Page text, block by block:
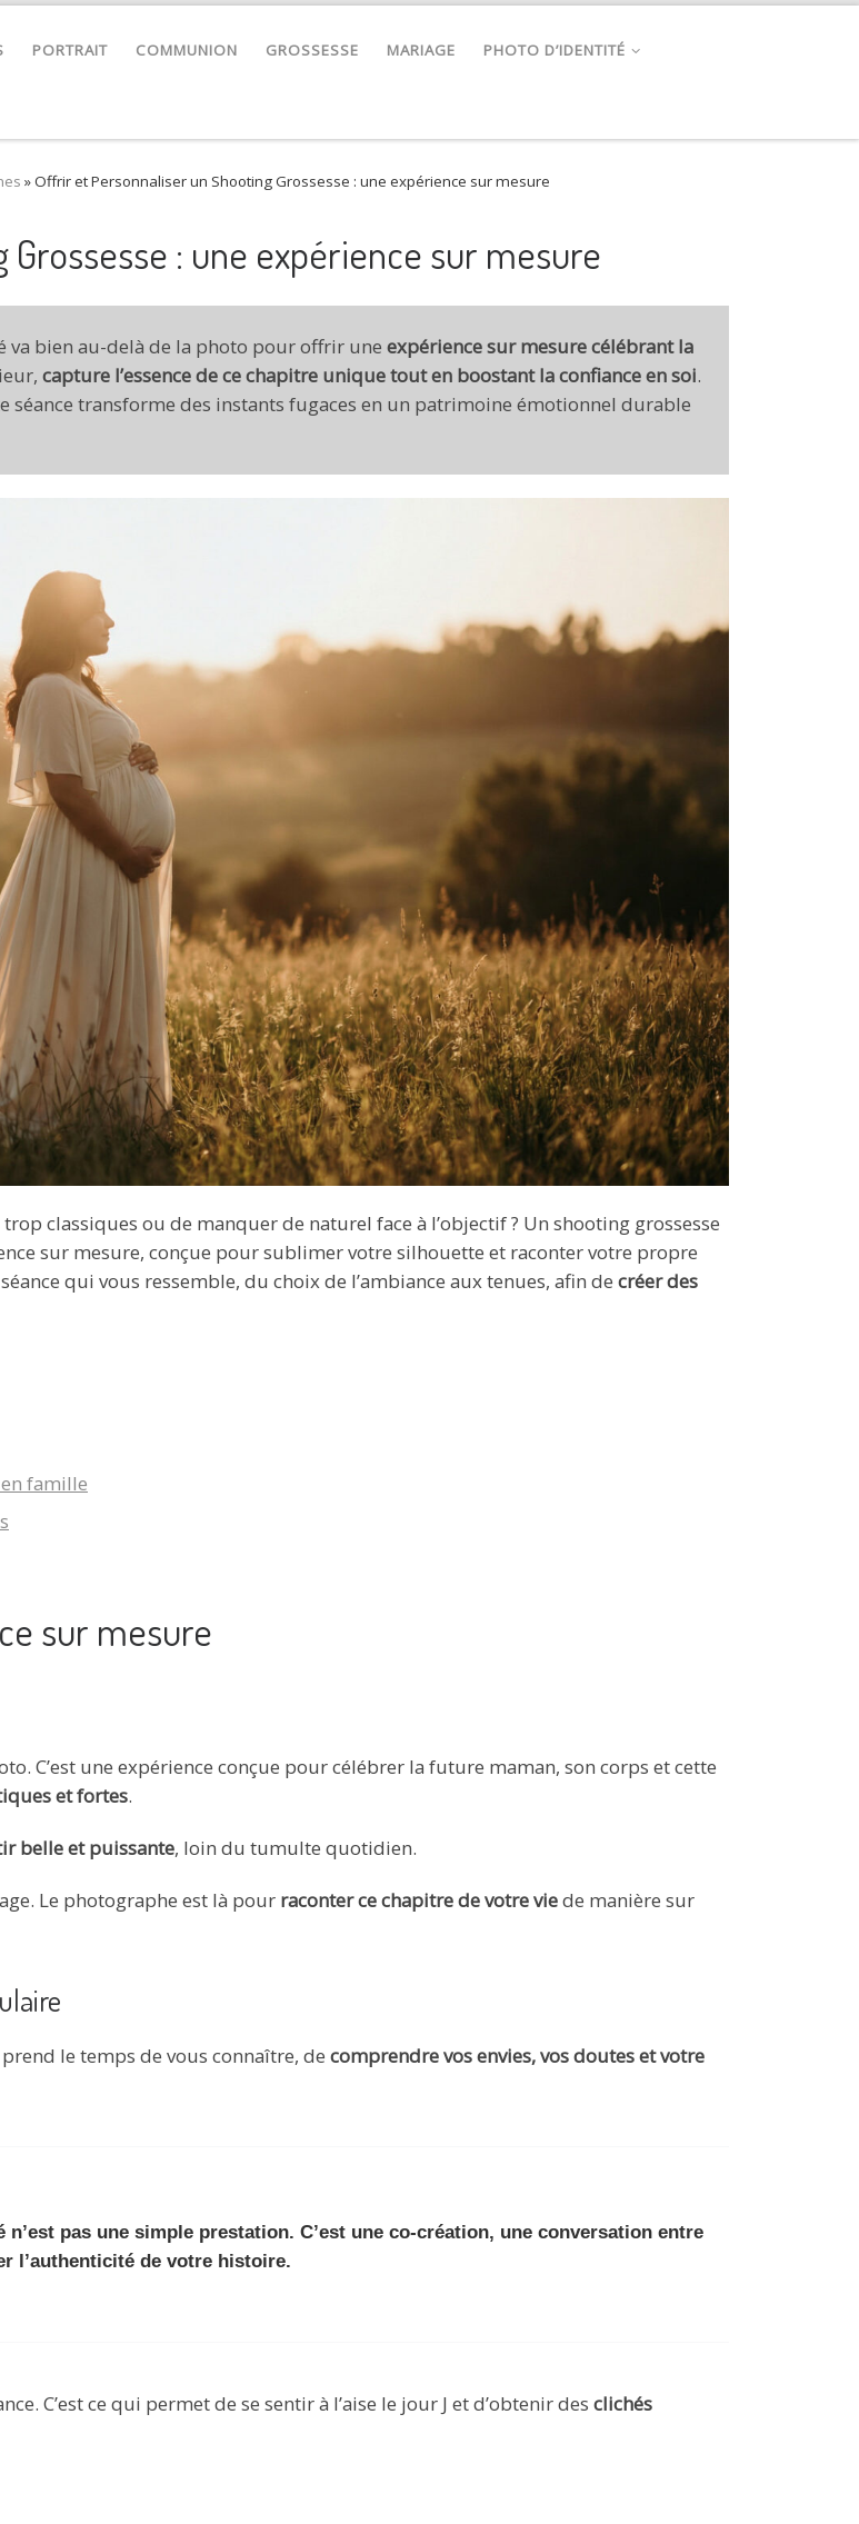
PORTRAIT COMMUNION GROSSESSE MARIAGE PHOTO D’IDENTITÉ
»Offrir et Personnaliser un Shooting Grossesse : une expérience sur mesure
: une expérience sur mesure
va bien au-delà de la photo pour offrir une expérience sur mesure célébrant la
capture l’essence de ce chapitre unique tout en boostant la confiance en soi.
séance transforme des instants fugaces en un patrimoine émotionnel durable
classiques ou de manquer de naturel face à l’objectif ? Un shooting grossesse
sur mesure, conçue pour sublimer votre silhouette et raconter votre propre
qui vous ressemble, du choix de l’ambiance aux tenues, afin de créer des
famille
sur mesure
C’est une expérience conçue pour célébrer la future maman, son corps et cette
et fortes.
belle et puissante, loin du tumulte quotidien.
Le photographe est là pour raconter ce chapitre de votre viede manière sur
le temps de vous connaître, de comprendre vos envies, vos doutes et votre
pas une simple prestation. C’est une co-création, une conversation entre
l’authenticité de votre histoire.
C’est ce qui permet de se sentir à l’aise le jour J et d’obtenir des clichés